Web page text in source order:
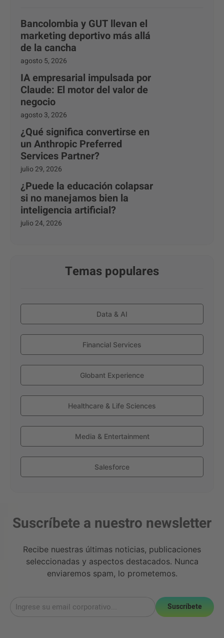
Bancolombia y GUT llevan el
marketing deportivo más allá
de la cancha
agosto 5, 2026
IA empresarial impulsada por
Claude: El motor del valor de
negocio
agosto 3, 2026
¿Qué significa convertirse en
un Anthropic Preferred
Services Partner?
julio 29, 2026
¿Puede la educación colapsar
si no manejamos bien la
inteligencia artificial?
julio 24, 2026
Temas populares
Data & AI
Financial Services
Globant Experience
Healthcare & Life Sciences
Media & Entertainment
Salesforce
Suscríbete a nuestro newsletter
Recibe nuestras últimas noticias, publicaciones
seleccionadas y aspectos destacados. Nunca
enviaremos spam, lo prometemos.
Suscríbete